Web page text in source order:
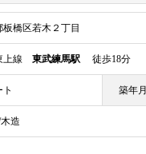
板橋区若木２丁目
上線 東武練馬駅 徒歩18分
築年月
造